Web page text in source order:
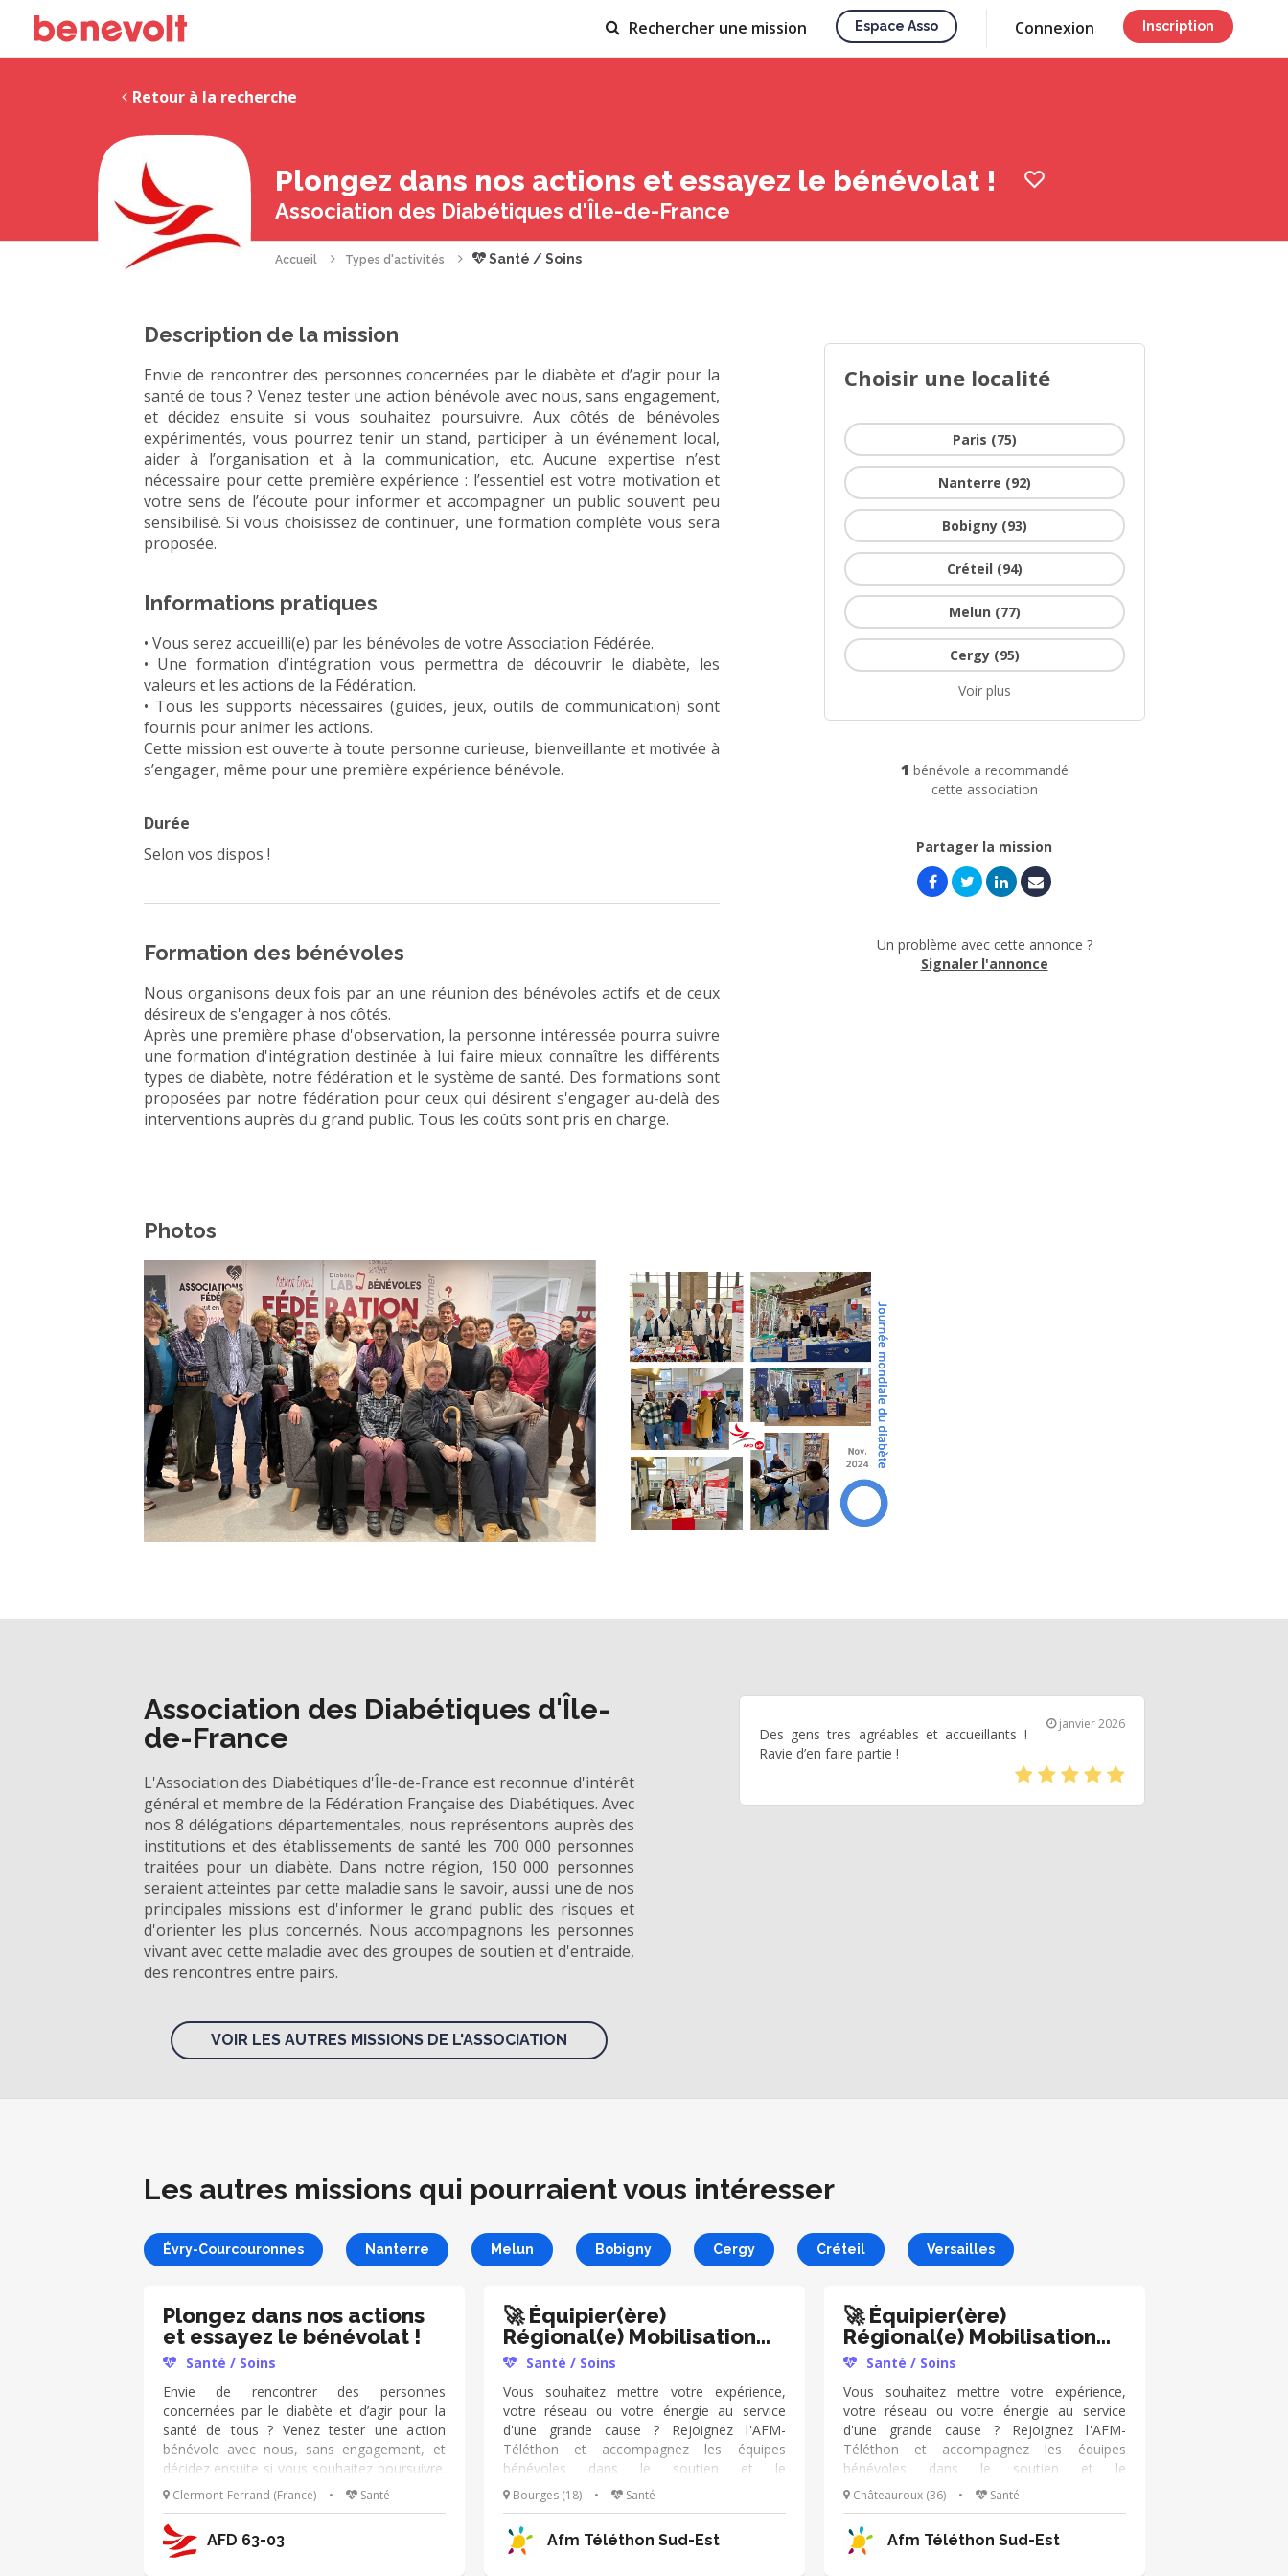
Rechercher une mission Espace Asso Connexion Inscription
Retour à la recherche
Plongez dans nos actions et essayez le bénévolat !
Association des Diabétiques d'Île-de-France
Accueil Types d'activités Santé / Soins
Description de la mission
Envie de rencontrer des personnes concernées par le diabète et d’agir pour la
santé de tous ? Venez tester une action bénévole avec nous, sans engagement,
et décidez ensuite si vous souhaitez poursuivre. Aux côtés de bénévoles
expérimentés, vous pourrez tenir un stand, participer à un événement local,
aider à l’organisation et à la communication, etc. Aucune expertise n’est
nécessaire pour cette première expérience : l’essentiel est votre motivation et
votre sens de l’écoute pour informer et accompagner un public souvent peu
sensibilisé. Si vous choisissez de continuer, une formation complète vous sera
proposée.
Informations pratiques
• Vous serez accueilli(e) par les bénévoles de votre Association Fédérée.
• Une formation d’intégration vous permettra de découvrir le diabète, les
valeurs et les actions de la Fédération.
• Tous les supports nécessaires (guides, jeux, outils de communication) sont
fournis pour animer les actions.
Cette mission est ouverte à toute personne curieuse, bienveillante et motivée à
s’engager, même pour une première expérience bénévole.
Durée
Selon vos dispos !
Formation des bénévoles
Nous organisons deux fois par an une réunion des bénévoles actifs et de ceux
désireux de s'engager à nos côtés.
Après une première phase d'observation, la personne intéressée pourra suivre
une formation d'intégration destinée à lui faire mieux connaître les différents
types de diabète, notre fédération et le système de santé. Des formations sont
proposées par notre fédération pour ceux qui désirent s'engager au-delà des
interventions auprès du grand public. Tous les coûts sont pris en charge.
Choisir une localité
Paris (75)
Nanterre (92)
Bobigny (93)
Créteil (94)
Melun (77)
Cergy (95)
Voir plus
1 bénévole a recommandé
cette association
Partager la mission
Un problème avec cette annonce ?
Signaler l'annonce
Photos
Association des Diabétiques d'Île-
de-France
L'Association des Diabétiques d'Île-de-France est reconnue d'intérêt
général et membre de la Fédération Française des Diabétiques. Avec
nos 8 délégations départementales, nous représentons auprès des
institutions et des établissements de santé les 700 000 personnes
traitées pour un diabète. Dans notre région, 150 000 personnes
seraient atteintes par cette maladie sans le savoir, aussi une de nos
principales missions est d'informer le grand public des risques et
d'orienter les plus concernés. Nous accompagnons les personnes
vivant avec cette maladie avec des groupes de soutien et d'entraide,
des rencontres entre pairs.
VOIR LES AUTRES MISSIONS DE L'ASSOCIATION
janvier 2026
Des gens tres agréables et accueillants !
Ravie d’en faire partie !
(*)(*)(*)(*)(*)
Les autres missions qui pourraient vous intéresser
Évry-Courcouronnes Nanterre Melun Bobigny Cergy Créteil Versailles
Plongez dans nos actions
et essayez le bénévolat !
Santé / Soins
Envie de rencontrer des personnes
concernées par le diabète et d’agir pour la
santé de tous ? Venez tester une action
bénévole avec nous, sans engagement, et
décidez ensuite si vous souhaitez poursuivre.
Aux côtés de bénévoles expérimentés, vous
pourrez tenir un stand, participer à un
événement local, aider à l’organisation et à la
communication, etc. Aucune expertise n’est
nécessaire pour cette première expérience :
Clermont-Ferrand (France) • Santé
AFD 63-03
🚀 Équipier(ère)
Régional(e) Mobilisation
Téléthon
Santé / Soins
Vous souhaitez mettre votre expérience,
votre réseau ou votre énergie au service
d'une grande cause ? Rejoignez l'AFM-
Téléthon et accompagnez les équipes
bénévoles dans le soutien et le
développement de la mobilisation sur votre
territoire. 🌟 Vos missions · Accompagner les
équipes départementales dans leurs actions
de mobilisation et de collecte dans cinq
Bourges (18) • Santé
Afm Téléthon Sud-Est
🚀 Équipier(ère)
Régional(e) Mobilisation
Téléthon
Santé / Soins
Vous souhaitez mettre votre expérience,
votre réseau ou votre énergie au service
d'une grande cause ? Rejoignez l'AFM-
Téléthon et accompagnez les équipes
bénévoles dans le soutien et le
développement de la mobilisation sur votre
territoire. 🌟 Vos missions · Accompagner les
équipes départementales dans leurs actions
de mobilisation et de collecte dans cinq
Châteauroux (36) • Santé
Afm Téléthon Sud-Est